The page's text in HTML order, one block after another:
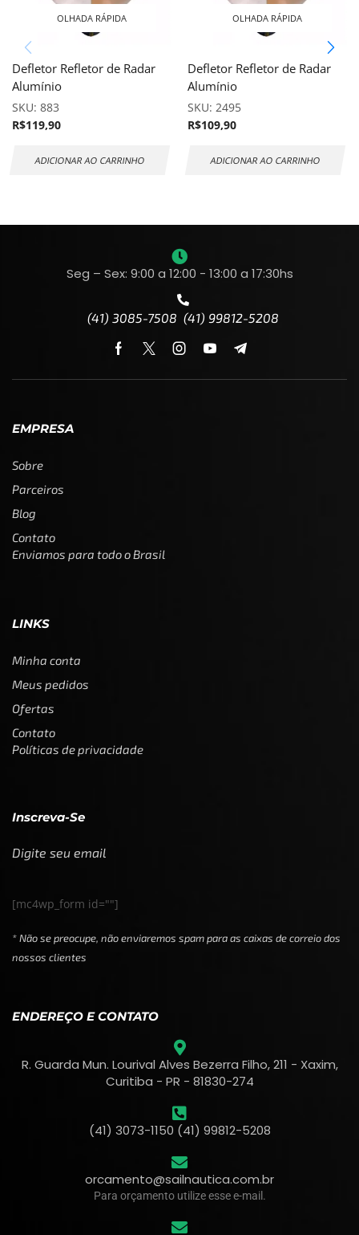
OLHADA RÁPIDA
Defletor Refletor de Radar
Alumínio
SKU: 883
R$119,90
ADICIONAR AO CARRINHO
OLHADA RÁPIDA
Defletor Refletor de Radar
Alumínio
SKU: 2495
R$109,90
ADICIONAR AO CARRINHO
Seg – Sex: 9:00 a 12:00 - 13:00 a 17:30hs
(41) 3085-7508 (41) 99812-5208
EMPRESA
Sobre
Parceiros
Blog
Contato
Enviamos para todo o Brasil
LINKS
Minha conta
Meus pedidos
Ofertas
Contato
Políticas de privacidade
Inscreva-Se
Digite seu email
[mc4wp_form id=""]
* Não se preocupe, não enviaremos spam para as caixas de correio dos
nossos clientes
ENDEREÇO E CONTATO
R. Guarda Mun. Lourival Alves Bezerra Filho, 211 - Xaxim,
Curitiba - PR - 81830-274
(41) 3073-1150 (41) 99812-5208
orcamento@sailnautica.com.br
Para orçamento utilize esse e-mail.